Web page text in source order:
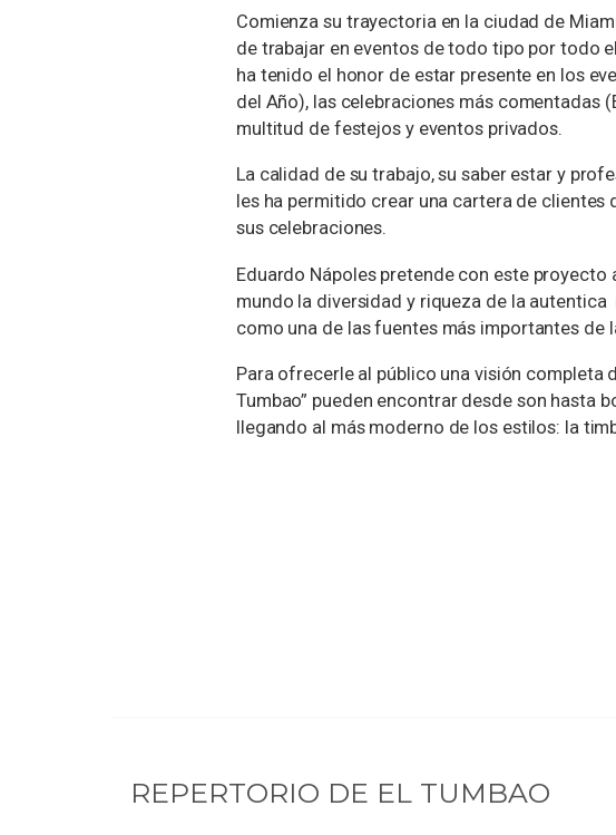
Comienza su trayectoria en la ciudad de
de trabajar en eventos de todo tipo por todo
ha tenido el honor de estar presente en los
del Año), las celebraciones más comentadas
multitud de festejos y eventos privados.
La calidad de su trabajo, su saber estar y
les ha permitido crear una cartera de
sus celebraciones.
Eduardo Nápoles pretende con este
mundo la diversidad y riqueza de la autentica
como una de las fuentes más importantes de
Para ofrecerle al público una visión completa
Tumbao” pueden encontrar desde son hasta
llegando al más moderno de los estilos: la
REPERTORIO DE EL TUMBAO